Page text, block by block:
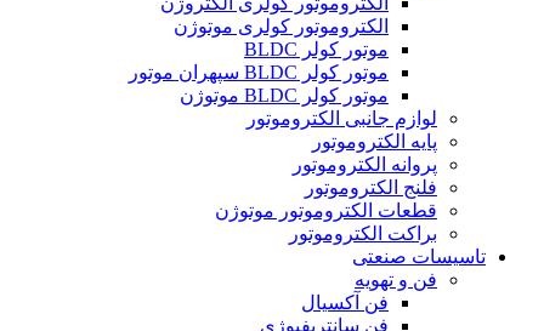
الکتروموتور کولری موتوژن
موتور کولر BLDC
موتور کولر BLDC سپهران موتور
موتور کولر BLDC موتوژن
لوازم جانبی الکتروموتور
پایه الکتروموتور
پروانه الکتروموتور
فلنج الکتروموتور
قطعات الکتروموتور موتوژن
براکت الکتروموتور
تاسیسات صنعتی
فن و تهویه
فن آکسیال
فن سانتریفیوژی